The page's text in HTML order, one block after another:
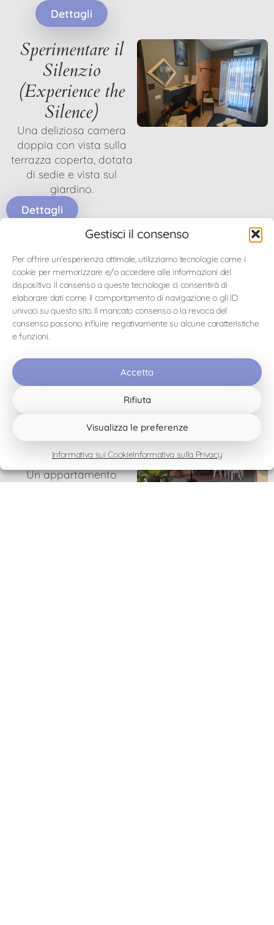
Gestisci il consenso
Per offrire un'esperienza ottimale, utilizziamo tecnologie come i
cookie per memorizzare e/o accedere alle informazioni del
dispositivo. Il consenso a queste tecnologie ci consentirà di
elaborare dati come il comportamento di navigazione o gli ID
univoci su questo sito. Il mancato consenso o la revoca del
consenso possono influire negativamente su alcune caratteristiche
e funzioni.
Accetta
Rifiuta
Visualizza le preferenze
Informativa sui CookieInformativa sulla Privacy
Dettagli
Sperimentare il
Silenzio
(Experience the
Silence)
Una deliziosa camera
doppia con vista sulla
terrazza coperta, dotata
di sedie e vista sul
giardino.
Dettagli
Il Risveglio (The
Awakening)
Una camera da 2 a 4
persone bella e attraente
che si divide in due zone
notte: una sezione per 2 o
3 persone e una sezione
per 1 persona.
Appartamento
Cielo Blu (Blue
Sky)
Un appartamento